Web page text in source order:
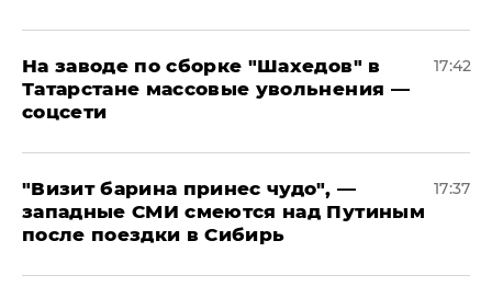
На заводе по сборке "Шахедов" в
Татарстане массовые увольнения —
соцсети
17:42
"Визит барина принес чудо", —
западные СМИ смеются над Путиным
после поездки в Сибирь
17:37